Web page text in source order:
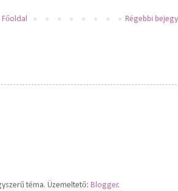
Régebbi
Főoldal
téma. Üzemeltető: Blogger.